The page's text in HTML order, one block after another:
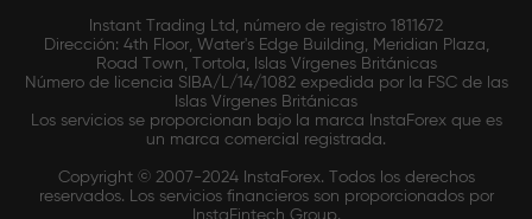
Instant Trading Ltd, número de registro 1811672
Dirección: 4th Floor, Water's Edge Building, Meridian Plaza,
Road Town, Tortola, Islas Vírgenes Británicas
Número de licencia SIBA/L/14/1082 expedida por la FSC de las
Islas Vírgenes Británicas
Los servicios se proporcionan bajo la marca InstaForex que es
un marca comercial registrada.
Copyright © 2007-2024 InstaForex. Todos los derechos
reservados. Los servicios financieros son proporcionados por
InstaFintech Group.